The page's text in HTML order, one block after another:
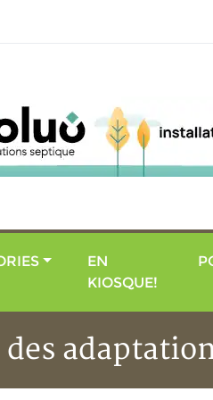
EN
KIOSQUE!